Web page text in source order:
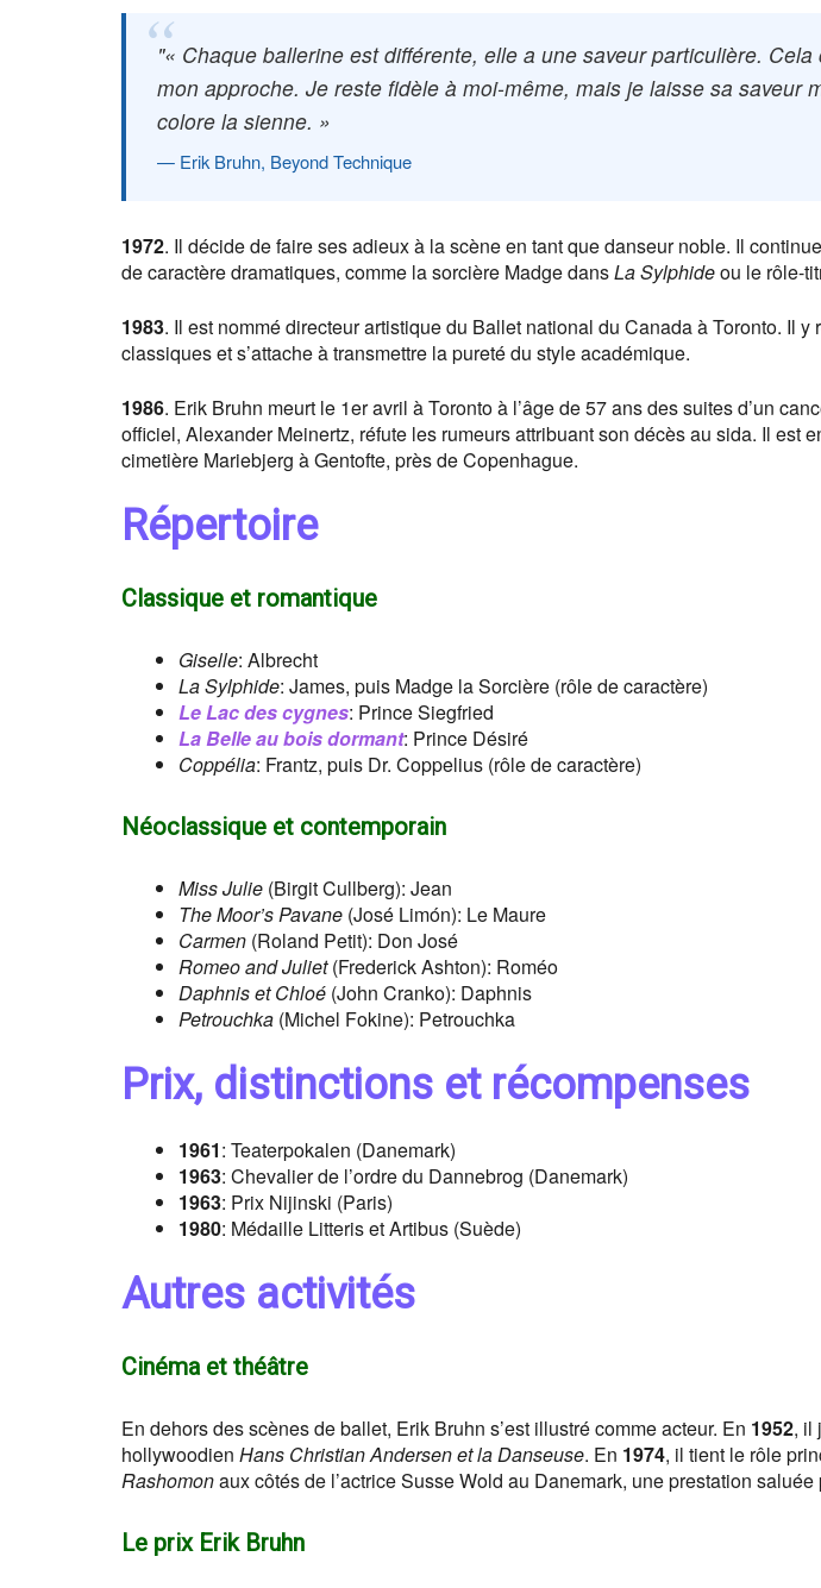
« Chaque ballerine est différente, elle a une saveur particulière.
mon approche. Je reste fidèle à moi-même, mais je laisse sa saveur
colore la sienne. »
Erik Bruhn, Beyond Technique
1972. Il décide de faire ses adieux à la scène en tant que danseur noble. Il
de caractère dramatiques, comme la sorcière Madge dansLa Sylphideou le rôle-
1983. Il est nommé directeur artistique du Ballet national du Canada à Toronto. Il
classiques et s’attache à transmettre la pureté du style académique.
1986. Erik Bruhn meurt le 1er avril à Toronto à l’âge de 57 ans des suites d’un
officiel, Alexander Meinertz, réfute les rumeurs attribuant son décès au sida. Il est
cimetière Mariebjerg à Gentofte, près de Copenhague.
Répertoire
Classique et romantique
Giselle: Albrecht
La Sylphide: James, puis Madge la Sorcière (rôle de caractère)
Le Lac des cygnes: Prince Siegfried
La Belle au bois dormant: Prince Désiré
Coppélia: Frantz, puis Dr. Coppelius (rôle de caractère)
Néoclassique et contemporain
Miss Julie (Birgit Cullberg): Jean
The Moor’s Pavane (José Limón): Le Maure
Carmen (Roland Petit): Don José
Romeo and Juliet(Frederick Ashton): Roméo
Daphnis et Chloé (John Cranko): Daphnis
Petrouchka (Michel Fokine): Petrouchka
Prix, distinctions et récompenses
1961: Teaterpokalen (Danemark)
1963: Chevalier de l’ordre du Dannebrog (Danemark)
1963: Prix Nijinski (Paris)
1980: Médaille Litteris et Artibus (Suède)
Autres activités
Cinéma et théâtre
En dehors des scènes de ballet, Erik Bruhn s’est illustré comme acteur. En 1952, il
hollywoodien Hans Christian Andersen et la Danseuse. En 1974, il tient le rôle
Rashomonaux côtés de l’actrice Susse Wold au Danemark, une prestation
Le prix Erik Bruhn